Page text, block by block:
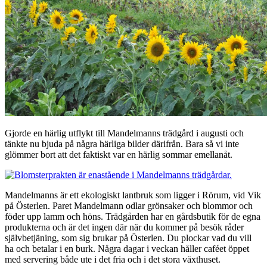
Gjorde en härlig utflykt till Mandelmanns trädgård i augusti och
tänkte nu bjuda på några härliga bilder därifrån. Bara så vi inte
glömmer bort att det faktiskt var en härlig sommar emellanåt.
Mandelmanns är ett ekologiskt lantbruk som ligger i Rörum, vid Vik
på Österlen. Paret Mandelmann odlar grönsaker och blommor och
föder upp lamm och höns. Trädgården har en gårdsbutik för de egna
produkterna och är det ingen där när du kommer på besök råder
självbetjäning, som sig brukar på Österlen. Du plockar vad du vill
ha och betalar i en burk. Några dagar i veckan håller caféet öppet
med servering både ute i det fria och i det stora växthuset.